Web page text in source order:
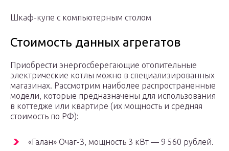
Шкаф-купе с компьютерным столом
Стоимость данных агрегатов
Приобрести энергосберегающие отопительные
электрические котлы можно в специализированных
магазинах. Рассмотрим наиболее распространенные
модели, которые предназначены для использования
в коттедже или квартире (их мощность и средняя
стоимость по РФ):
«Галан» Очаг-3, мощность 3 кВт — 9 560 рублей.